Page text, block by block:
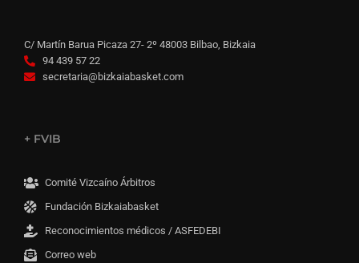
C/ Martín Barua Picaza 27- 2º 48003 Bilbao, Bizkaia
94 439 57 22
secretaria@bizkaiabasket.com
+ FVIB
Comité Vizcaíno Árbitros
Fundación Bizkaiabasket
Reconocimientos médicos / ASFEDEBI
Correo web